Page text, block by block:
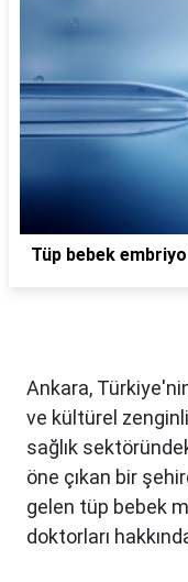
Tüp bebek
Ankara,
ve kültürel
sağlık
öne çıkan bir
gelen tüp bebek
doktorları